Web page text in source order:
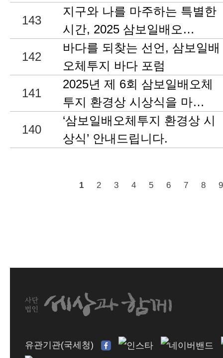
143
지구와 나를 마주하는 특별한
시간, 2025 삼보일배오…
142
바다를 되찾는 선언, 삼보일배
오체투지 바다 포럼
141
2025년 제 6회 삼보일배오체
투지 환경상 시상식을 마…
140
‘삼보일배오체투지 환경상 시
상식’ 안내드립니다.
1 2 3 4 5 6 7 8 9
유관기관(국세청)